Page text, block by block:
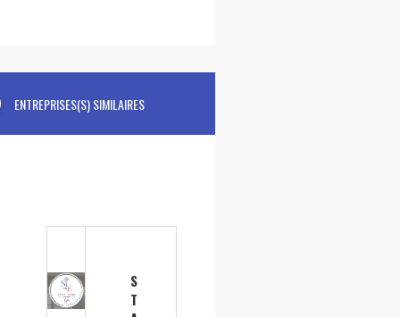
ENTREPRISES(S) SIMILAIRES
S
T